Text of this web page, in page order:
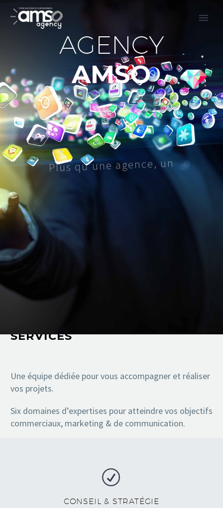
AGENCY
AMSO
Plus qu'une agence, un
partenaire!
SERVICES
Une équipe dédiée pour vous accompagner et réaliser
vos projets.
Six domaines d’expertises pour atteindre vos objectifs
commerciaux, marketing & de communication.
R
R
CONSEIL & STRATÉGIE